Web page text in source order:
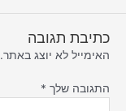
כתיבת תגובה
האימייל לא יוצג באתר.
התגובה שלך *